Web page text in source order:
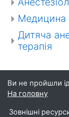
Медицина
Дитяча
терапія
Ви не пройшли
На головну
Зовнішні